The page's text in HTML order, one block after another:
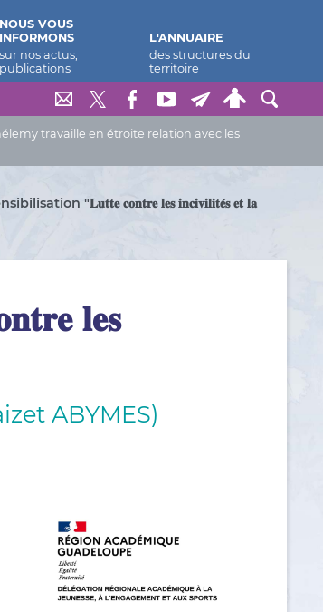
travaille en étroite relation avec les
NOUS VOUS
INFORMONS
L'ANNUAIRE
"𝐋𝐮𝐭𝐭𝐞 𝐜𝐨𝐧𝐭𝐫𝐞 𝐥𝐞𝐬 𝐢𝐧𝐜𝐢𝐯𝐢𝐥𝐢𝐭𝐞́𝐬 𝐞𝐭 𝐥𝐚
𝐥𝐞𝐬
ABYMES)